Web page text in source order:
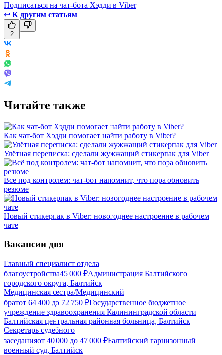
Подписаться на чат-бота Хэдди в Viber
↩ К другим статьям
2
Читайте также
Как чат-бот Хэдди помогает найти работу в Viber?
Улётная переписка: сделали жужжащий стикерпак для Viber
Всё под контролем: чат-бот напомнит, что пора обновить
резюме
Новый стикерпак в Viber: новогоднее настроение в рабочем
чате
Вакансии дня
Главный специалист отдела
благоустройства45 000 ₽Администрация Балтийского
городского округа, Балтийск
Медицинская сестра/Медицинский
братот 64 400 до 72 750 ₽Государственное бюджетное
учреждение здравоохранения Калининградской области
Балтийская центральная районная больница, Балтийск
Секретарь судебного
заседанияот 40 000 до 47 000 ₽Балтийский гарнизонный
военный суд, Балтийск